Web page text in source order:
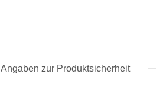
Angaben zur Produktsicherheit